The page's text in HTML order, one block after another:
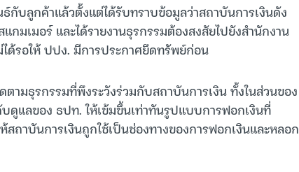
กับลูกค้าแล้วตั้งแต่ได้รับทราบข้อมูลว่าสถาบันการเงินดัง
กมเมอร์ และได้รายงานธุรกรรมต้องสงสัยไปยังสำนักงาน
ด้รอให้ ปปง. มีการประกาศยึดทรัพย์ก่อน
ามธุรกรรมที่พึงระวังร่วมกับสถาบันการเงิน ทั้งในส่วนของ
ดูแลของ ธปท. ให้เข้มขึ้นเท่าทันรูปแบบการฟอกเงินที่
ถาบันการเงินถูกใช้เป็นช่องทางของการฟอกเงินและหลอก